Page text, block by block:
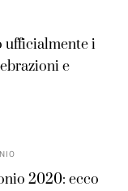
ufficialmente i
e
2020: ecco